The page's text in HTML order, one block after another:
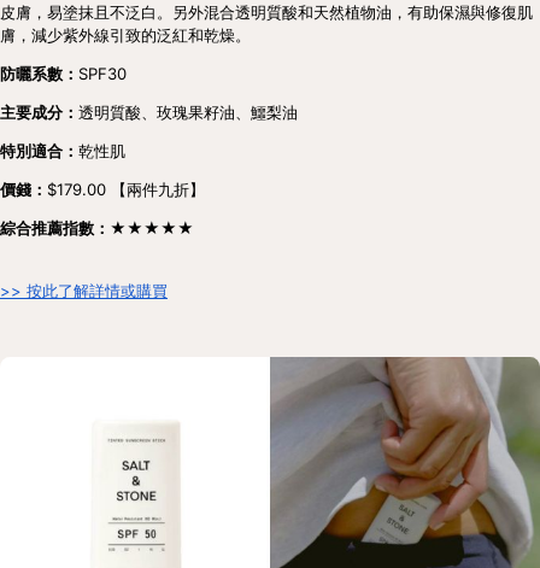
皮膚，易塗抹且不泛白。另外混合透明質酸和天然植物油，有助保濕與修復肌
膚，減少紫外線引致的泛紅和乾燥。
防曬系數： SPF30
主要成分： 透明質酸、玫瑰果籽油、鱷梨油
特別適合： 乾性肌
價錢： $179.00 【兩件九折】
綜合推薦指數：★★★★★
>> 按此了解詳情或購買